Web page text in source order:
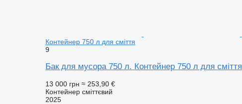
Контейнер 750 л для сміття
9
Бак для мусора 750 л. Контейнер 750 л для сміття
13 000 грн ≈ 253,90 €
Контейнер сміттєвий
2025